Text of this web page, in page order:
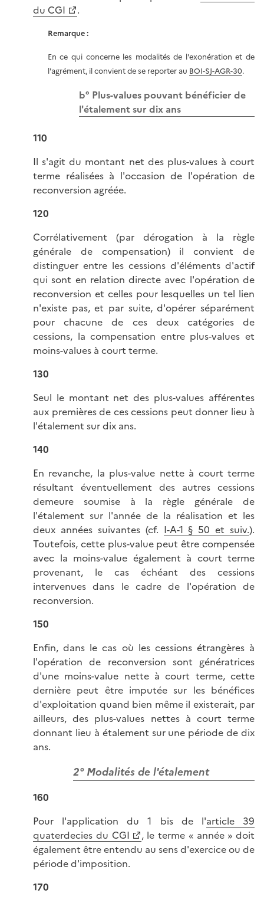
du CGI
.
Remarque :
En ce qui concerne les modalités de l'exonération et de
l'agrément, il convient de se reporter au BOI-SJ-AGR-30.
b° Plus-values pouvant bénéficier de
l'étalement sur dix ans
110
Il s'agit du montant net des plus-values à court
terme réalisées à l'occasion de l'opération de
reconversion agréée.
120
Corrélativement (par dérogation à la règle
générale de compensation) il convient de
distinguer entre les cessions d'éléments d'actif
qui sont en relation directe avec l'opération de
reconversion et celles pour lesquelles un tel lien
n'existe pas, et par suite, d'opérer séparément
pour chacune de ces deux catégories de
cessions, la compensation entre plus-values et
moins-values à court terme.
130
Seul le montant net des plus-values afférentes
aux premières de ces cessions peut donner lieu à
l'étalement sur dix ans.
140
En revanche, la plus-value nette à court terme
résultant éventuellement des autres cessions
demeure soumise à la règle générale de
l'étalement sur l'année de la réalisation et les
deux années suivantes (cf. I-A-1 § 50 et suiv.).
Toutefois, cette plus-value peut être compensée
avec la moins-value également à court terme
provenant, le cas échéant des cessions
intervenues dans le cadre de l'opération de
reconversion.
150
Enfin, dans le cas où les cessions étrangères à
l'opération de reconversion sont génératrices
d'une moins-value nette à court terme, cette
dernière peut être imputée sur les bénéfices
d'exploitation quand bien même il existerait, par
ailleurs, des plus-values nettes à court terme
donnant lieu à étalement sur une période de dix
ans.
2° Modalités de l'étalement
160
Pour l'application du 1 bis de l'article 39
quaterdecies du CGI
, le terme « année » doit
également être entendu au sens d'exercice ou de
période d'imposition.
170